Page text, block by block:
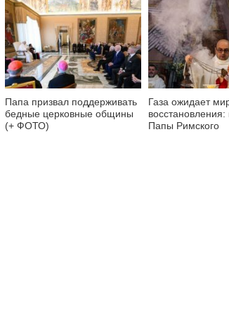
Папа призвал поддерживать
бедные церковные общины
(+ ФОТО)
Газа ожидает
Папы Римского